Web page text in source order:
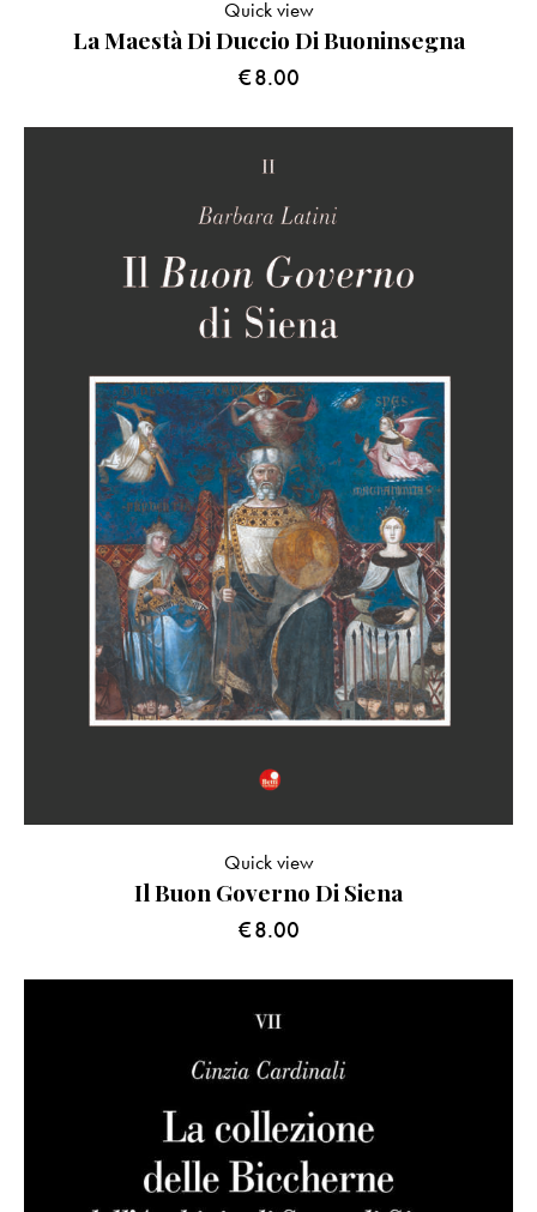
La Maestà Di Duccio Di Buoninsegna
€8.00
Quick view
Il Buon Governo Di Siena
€8.00
Quick view